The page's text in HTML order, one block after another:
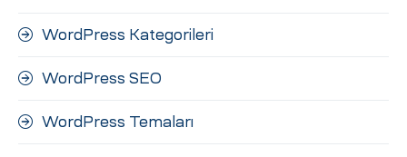
WordPress Kategorileri
WordPress SEO
WordPress Temaları